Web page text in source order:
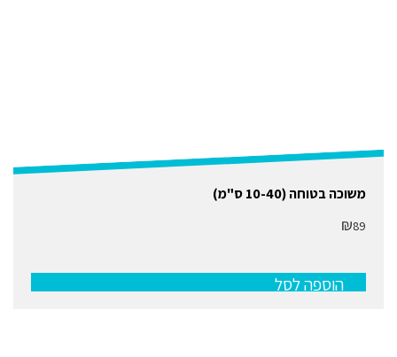
משוכה בטוחה (10-40 ס"מ)
₪89
הוספה לסל